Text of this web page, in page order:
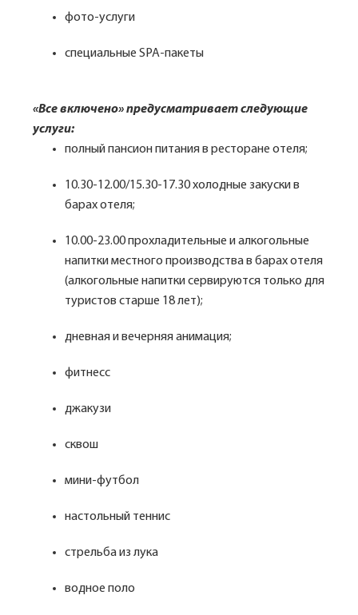
фото-услуги
специальные SPA-пакеты
«Все включено» предусматривает следующие
услуги:
полный пансион питания в ресторане отеля;
10.30-12.00/15.30-17.30 холодные закуски в
барах отеля;
10.00-23.00 прохладительные и алкогольные
напитки местного производства в барах отеля
(алкогольные напитки сервируются только для
туристов старше 18 лет);
дневная и вечерняя анимация;
фитнесс
джакузи
сквош
мини-футбол
настольный теннис
стрельба из лука
водное поло